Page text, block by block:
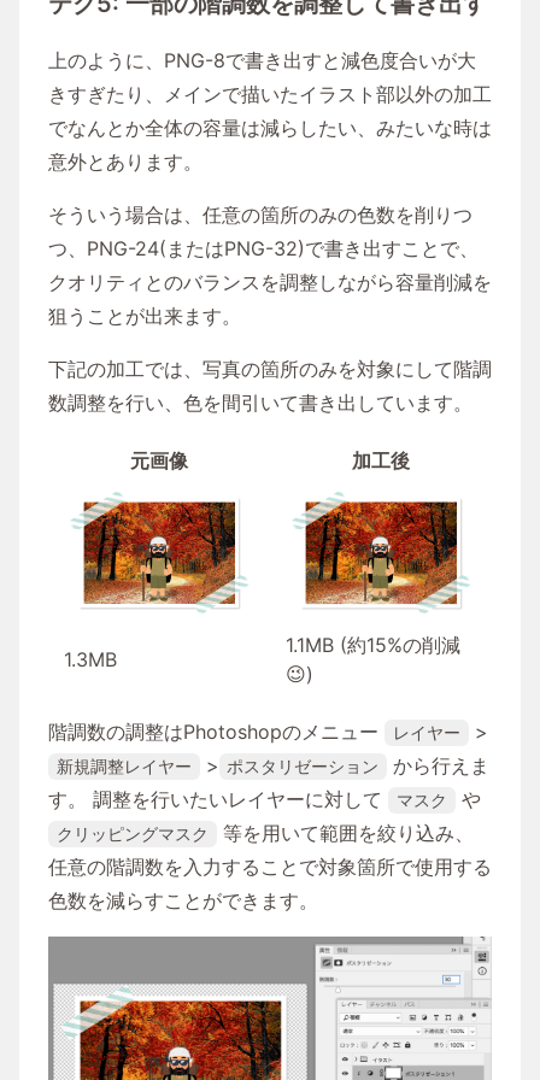
上のように、PNG-8で書き出すと減色度合いが大
きすぎたり、メインで描いたイラスト部以外の加工
でなんとか全体の容量は減らしたい、みたいな時は
意外とあります。
そういう場合は、任意の箇所のみの色数を削りつ
つ、PNG-24(またはPNG-32)で書き出すことで、
クオリティとのバランスを調整しながら容量削減を
狙うことが出来ます。
下記の加工では、写真の箇所のみを対象にして階調
数調整を行い、色を間引いて書き出しています。
元画像 加工後
1.3MB
1.1MB (約15%の削減
😉)
階調数の調整はPhotoshopのメニュー レイヤー >
新規調整レイヤー > ポスタリゼーション
から行えま
す。 調整を行いたいレイヤーに対して
マスク や
クリッピングマスク
等を用いて範囲を絞り込み、
任意の階調数を入力することで対象箇所で使用する
色数を減らすことができます。